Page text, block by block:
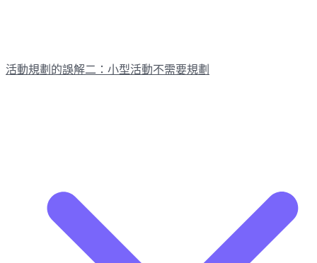
活動規劃的誤解二：小型活動不需要規劃